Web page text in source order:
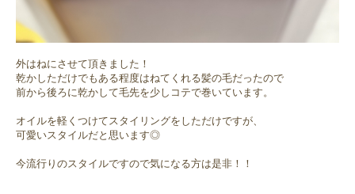
外はねにさせて頂きました！
乾かしただけでもある程度はねてくれる髪の毛だったので
前から後ろに乾かして毛先を少しコテで巻いています。
オイルを軽くつけてスタイリングをしただけですが、
可愛いスタイルだと思います◎
今流行りのスタイルですので気になる方は是非！！